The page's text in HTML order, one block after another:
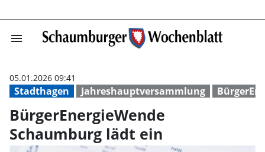
menu
Stadthagen Jahreshauptversammlung
05.01.2026 09:41
BürgerEnergieWende
Schaumburg lädt ein